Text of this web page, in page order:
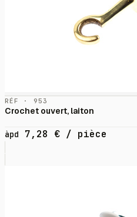
RÉF · 953
Crochet ouvert, laiton
àpd 7,28 € / pièce